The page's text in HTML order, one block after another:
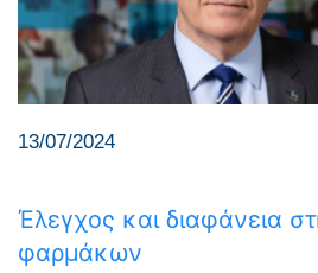
13/07/2024
Έλεγχος και διαφάνεια
φαρμάκων